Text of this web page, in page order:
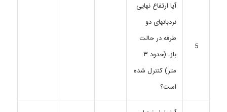
5
آیا ارتفاع نهایی
نردبانهای دو
طرفه در حالت
باز، (حدود ۳
متر) کنترل شده
است؟